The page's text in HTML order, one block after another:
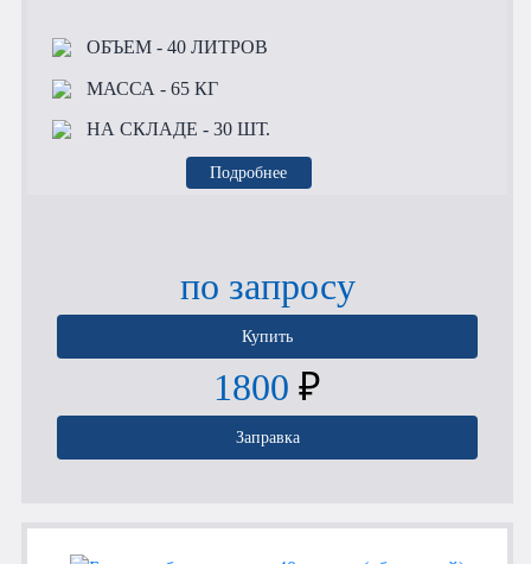
ОБЪЕМ- 40 ЛИТРОВ
МАССА - 65 КГ
НА СКЛАДЕ - 30 ШТ.
Подробнее
по запросу
Купить
1800 ₽
Заправка